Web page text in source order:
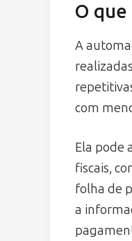
O
A
com
Ela pode
fiscais,
folha de
a